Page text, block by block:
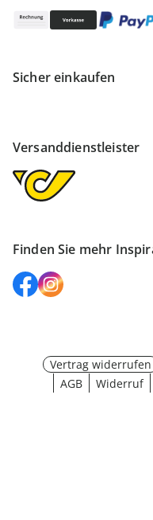
Sicher einkaufen
Versanddienstleister
Finden Sie mehr
Vertrag widerrufen
AGB
Widerruf